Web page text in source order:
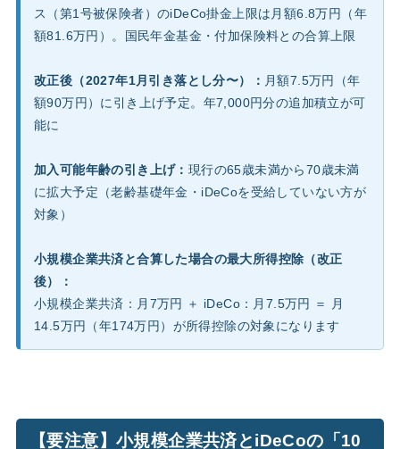
ス（第1号被保険者）のiDeCo掛金上限は月額6.8万円（年
額81.6万円）。国民年金基金・付加保険料との合算上限
改正後（2027年1月引き落とし分〜）： 月額7.5万円（年
額90万円）に引き上げ予定。年7,000円分の追加積立が可
能に
加入可能年齢の引き上げ： 現行の65歳未満から70歳未満
に拡大予定（老齢基礎年金・iDeCoを受給していない方が
対象）
小規模企業共済と合算した場合の最大所得控除（改正
後）：
小規模企業共済：月7万円 ＋ iDeCo：月7.5万円 ＝ 月
14.5万円（年174万円）が所得控除の対象になります
【要注意】小規模企業共済とiDeCoの「10